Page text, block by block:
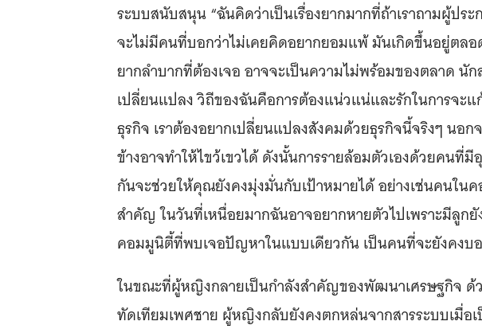
ระบบสนับสนุน “ฉันคิดว่าเป็นเรื่องยากมากที่ถ้าเราถามผู้ปร
จะไม่มีคนที่บอกว่าไม่เคยคิดอยากยอมแพ้ มันเกิดขึ้นอยู่ตลอ
ยากลำบากที่ต้องเจอ อาจจะเป็นความไม่พร้อมของตลาด นัก
เปลี่ยนแปลง วิถีของฉันคือการต้องแน่วแน่และรักในการจะ
ธุรกิจ เราต้องอยากเปลี่ยนแปลงสังคมด้วยธุรกิจนี้จริงๆ นอก
ข้างอาจทำให้ไขว้เขวได้ ดังนั้นการรายล้อมตัวเองด้วยคน
กันจะช่วยให้คุณยังคงมุ่งมั่นกับเป้าหมายได้ อย่างเช่นคนใน
สำคัญ ในวันที่เหนื่อยมากฉันอาจอยากหายตัวไปเพราะมีลูก
คอมมูนิตี้ที่พบเจอปัญหาในแบบเดียวกัน เป็นคนที่จะยังคงบ
ในขณะที่ผู้หญิงกลายเป็นกำลังสำคัญของพัฒนาเศรษฐกิจ ด้
ทัดเทียมเพศชาย ผู้หญิงกลับยังคงตกหล่นจากสารระบบเมื่อ